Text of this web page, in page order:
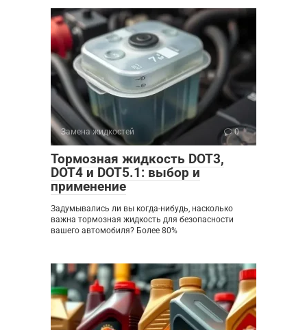
Замена жидкостей 0
Тормозная жидкость DOT3,
DOT4 и DOT5.1: выбор и
применение
Задумывались ли вы когда-нибудь, насколько
важна тормозная жидкость для безопасности
вашего автомобиля? Более 80%